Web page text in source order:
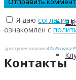
Я даю согласие
ознакомлен с
доступен плагинATs Privacy
Контакты